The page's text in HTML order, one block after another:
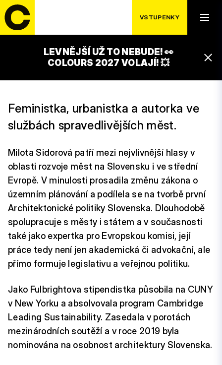
VSTUPENKY
LEVNĚJŠÍ UŽ TO NEBUDE! 👀
COLOURS 2027 VOLAJÍ! 💥
MILOTA SIDOROVÁ
Feministka, urbanistka a autorka ve
službách spravedlivějších měst.
Milota Sidorová patří mezi nejvlivnější hlasy v
oblasti rozvoje měst na Slovensku i ve střední
Evropě. V minulosti prosadila změnu zákona o
územním plánování a podílela se na tvorbě první
Architektonické politiky Slovenska. Dlouhodobě
spolupracuje s městy i státem a v současnosti
také jako expertka pro Evropskou komisi, její
práce tedy není jen akademická či advokační, ale
přímo formuje legislativu a veřejnou politiku.
Jako Fulbrightova stipendistka působila na CUNY
v New Yorku a absolvovala program Cambridge
Leading Sustainability. Zasedala v porotách
mezinárodních soutěží a v roce 2019 byla
nominována na osobnost architektury Slovenska.